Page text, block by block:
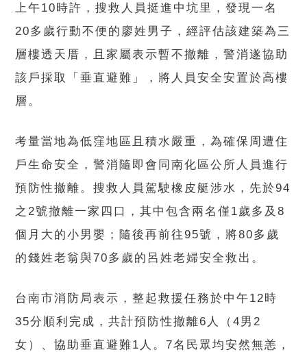
上午10時許，搜救人員挺進中坑里，發現一名
20多歲行動不便的廖姓男子，經評估該建築為三
層樓透天厝，且家屬表示暫不撤離，警消遂協助
該戶採取「垂直避難」，將人員安全安置於高樓
層。
考量當地為低窪地區且積水嚴重，為確保周遭住
戶生命安全，警消隨即會同南化區公所人員進行
預防性撤離。搜救人員駕駛橡皮艇涉水，先於94
之2號撤離一家四口，其中包含兩名僅1歲多及8
個月大的小男嬰；隨後再前往95號，將80多歲
的錢姓老翁與70多歲的呂姓老婦安全救出。
台南市消防局表示，整起救援任務於中午12時
35分順利完成，共計預防性撤離6人（4男2
女）、協助垂直避難1人。7名民眾均安然無恙，